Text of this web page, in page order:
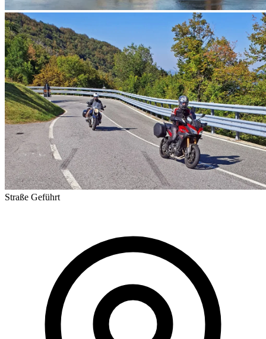
Straße Geführt